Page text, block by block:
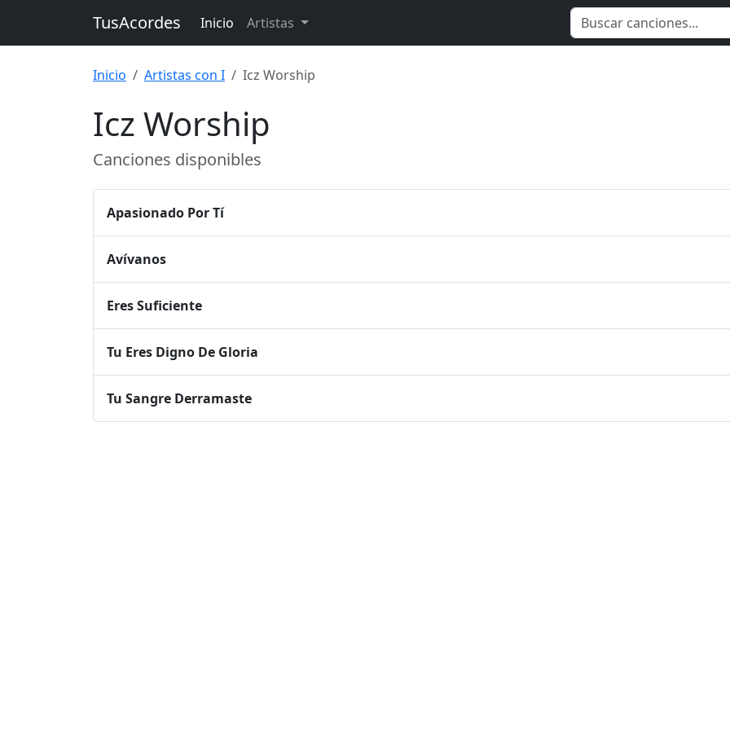
TusAcordes Inicio Artistas
Inicio Artistas con I Icz Worship
Icz Worship
Canciones disponibles
Apasionado Por Tí
Avívanos
Eres Suficiente
Tu Eres Digno De Gloria
Tu Sangre Derramaste